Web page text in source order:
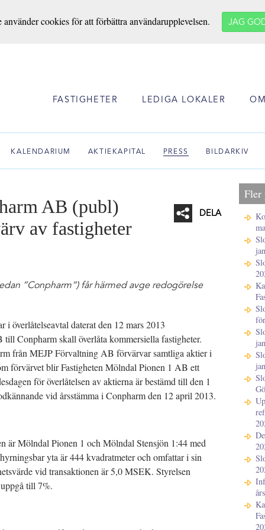
använder cookies för att förbättra användarupplevelsen. JAG
FASTIGHETER LEDIGA LOKALER
KALENDARIUM AKTIEKAPITAL PRESS BILDARKIV
DELA
AB (publ)
av fastigheter
”Conpharm”) får härmed avge redogörelse
överlåtelseavtal daterat den 12 mars 2013
Conpharm skall överlåta kommersiella fastigheter.
från MEJP Förvaltning AB förvärvar samtliga aktier i
förvärvet blir Fastigheten Mölndal Pionen 1 AB ett
för överlåtelsen av aktierna är bestämd till den 1
vid årsstämma i Conpharm den 12 april 2013.
är Mölndal Pionen 1 och Mölndal Stensjön 1:44 med
yta är 444 kvadratmeter och omfattar i sin
vid transaktionen är 5,0 MSEK. Styrelsen
till 7%.
Fler